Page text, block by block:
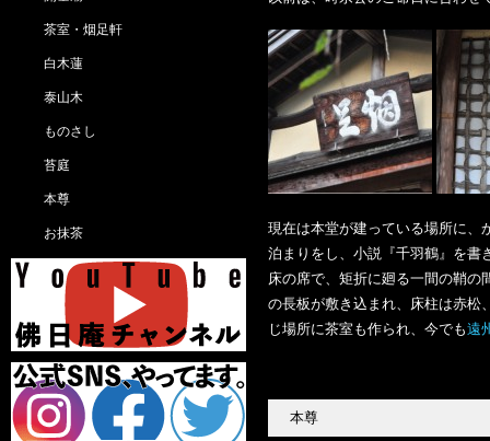
現在は本堂が建っている場所に、
泊まりをし、小説『千羽鶴』を書
床の席で、矩折に廻る一間の鞘の
の長板が敷き込まれ、床柱は赤松
じ場所に茶室も作られ、今でも遠
本尊
茶室・烟足軒
白木蓮
泰山木
ものさし
苔庭
本尊
お抹茶